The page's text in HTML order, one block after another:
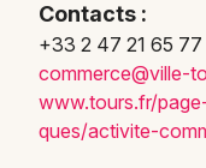
Marchés dans le
Contacts :
+33 2 47 21 65 77
commerce@ville-
www.tours.fr/pa
ques/activite-c